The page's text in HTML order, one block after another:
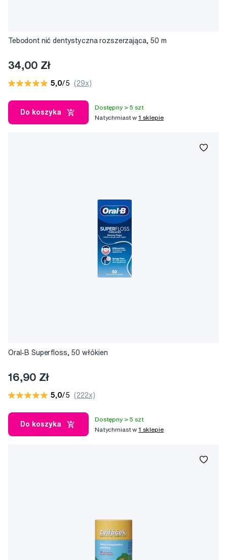
Tebodont nić dentystyczna rozszerzająca, 50 m
34,00 Zł
5,0/5 (29x)
Do koszyka
Dostępny > 5 szt
Natychmiast w1 sklepie
Oral-B Superfloss, 50 włókien
16,90 Zł
5,0/5 (222x)
Do koszyka
Dostępny > 5 szt
Natychmiast w1 sklepie